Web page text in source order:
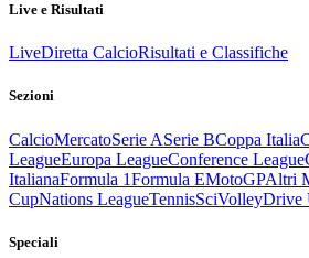
Live e Risultati
LiveDiretta CalcioRisultati e Classifiche
Sezioni
CalcioMercatoSerie ASerie BCoppa Italia
LeagueEuropa LeagueConference League
ItalianaFormula 1Formula EMotoGPAltri
CupNations LeagueTennisSciVolleyDrive
Speciali